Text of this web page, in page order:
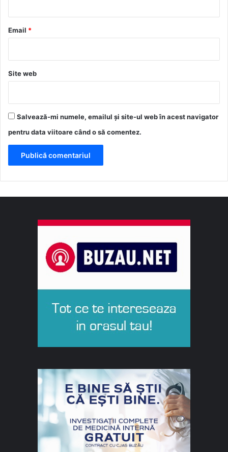
*
Email *
Site web
Salvează-mi numele, emailul și site-ul web în acest navigator
pentru data viitoare când o să comentez.